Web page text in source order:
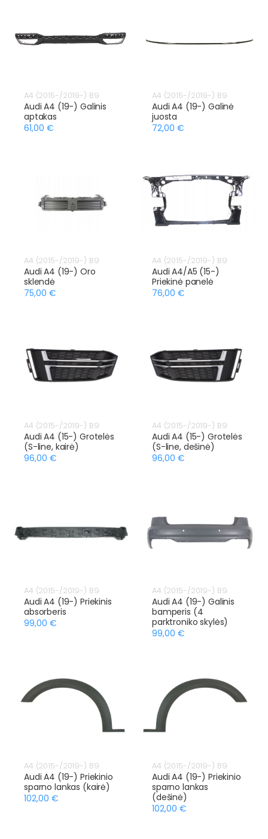
A4 (2015-/2019-) B9
Audi A4 (19-) Galinis
aptakas
61,00 €
A4 (2015-/2019-) B9
Audi A4 (19-) Galinė
juosta
72,00 €
A4 (2015-/2019-) B9
Audi A4 (19-) Oro
sklendė
75,00 €
A4 (2015-/2019-) B9
Audi A4/A5 (15-)
Priekinė panelė
76,00 €
A4 (2015-/2019-) B9
Audi A4 (15-) Grotelės
(S-line, kairė)
96,00 €
A4 (2015-/2019-) B9
Audi A4 (15-) Grotelės
(S-line, dešinė)
96,00 €
A4 (2015-/2019-) B9
Audi A4 (19-) Priekinis
absorberis
99,00 €
A4 (2015-/2019-) B9
Audi A4 (19-) Galinis
bamperis (4
parktroniko skylės)
99,00 €
A4 (2015-/2019-) B9
Audi A4 (19-) Priekinio
sparno lankas (kairė)
102,00 €
A4 (2015-/2019-) B9
Audi A4 (19-) Priekinio
sparno lankas
(dešinė)
102,00 €